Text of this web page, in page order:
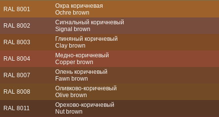
RAL 8001
Охра коричневая
Ochre brown
RAL 8002
Сигнальный коричневый
Signal brown
RAL 8003
Глиняный коричневый
Clay brown
RAL 8004
Медно-коричневый
Copper brown
RAL 8007
Олень коричневый
Fawn brown
RAL 8008
Оливково-коричневый
Olive brown
RAL 8011
Орехово-коричневый
Nut brown